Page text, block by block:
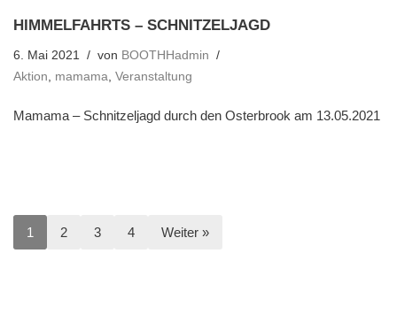
HIMMELFAHRTS – SCHNITZELJAGD
6. Mai 2021 von BOOTHHadmin
Aktion, mamama, Veranstaltung
Mamama – Schnitzeljagd durch den Osterbrook am 13.05.2021
1 2 3 4 Weiter »